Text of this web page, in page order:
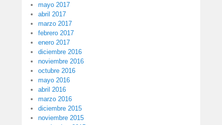
mayo 2017
abril 2017
marzo 2017
febrero 2017
enero 2017
diciembre 2016
noviembre 2016
octubre 2016
mayo 2016
abril 2016
marzo 2016
diciembre 2015
noviembre 2015